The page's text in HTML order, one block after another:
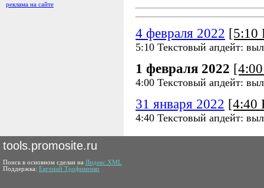
реклама на сайте
4 февраля 2022 [5:10
5:10 Текстовый апдейт:
1 февраля 2022
4:00 Текстовый апдейт:
31 января 2022 [4:40
4:40 Текстовый апдейт:
tools.promosite.ru
Поиск в основном сделан на Яндекс.XML
Поддержка: Евгений Трофименко